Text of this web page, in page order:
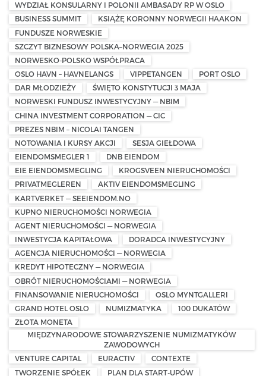
WYDZIAŁ KONSULARNY I POLONII AMBASADY RP W OSLO
BUSINESS SUMMIT
KSIĄŻĘ KORONNY NORWEGII HAAKON
FUNDUSZE NORWESKIE
SZCZYT BIZNESOWY POLSKA–NORWEGIA 2025
NORWESKO-POLSKO WSPÓŁPRACA
OSLO HAVN – HAVNELANGS
VIPPETANGEN
PORT OSLO
DAR MŁODZIEŻY
ŚWIĘTO KONSTYTUCJI 3 MAJA
NORWESKI FUNDUSZ INWESTYCYJNY — NBIM
CHINA INVESTMENT CORPORATION — CIC
PREZES NBIM – NICOLAI TANGEN
NOTOWANIA I KURSY AKCJI
SESJA GIEŁDOWA
EIENDOMSMEGLER 1
DNB EIENDOM
EIE EIENDOMSMEGLING
KROGSVEEN NIERUCHOMOŚCI
PRIVATMEGLEREN
AKTIV EIENDOMSMEGLING
KARTVERKET — SEEIENDOM.NO
KUPNO NIERUCHOMOŚCI NORWEGIA
AGENT NIERUCHOMOŚCI — NORWEGIA
INWESTYCJA KAPITAŁOWA
DORADCA INWESTYCYJNY
AGENCJA NIERUCHOMOŚCI — NORWEGIA
KREDYT HIPOTECZNY — NORWEGIA
OBRÓT NIERUCHOMOŚCIAMI — NORWEGIA
FINANSOWANIE NIERUCHOMOŚCI
OSLO MYNTGALLERI
GRAND HOTEL OSLO
NUMIZMATYKA
100 DUKATÓW
ZŁOTA MONETA
MIĘDZYNARODOWE STOWARZYSZENIE NUMIZMATYKÓW
ZAWODOWYCH
VENTURE CAPITAL
EURACTIV
CONTEXTE
TWORZENIE SPÓŁEK
PLAN DLA START-UPÓW